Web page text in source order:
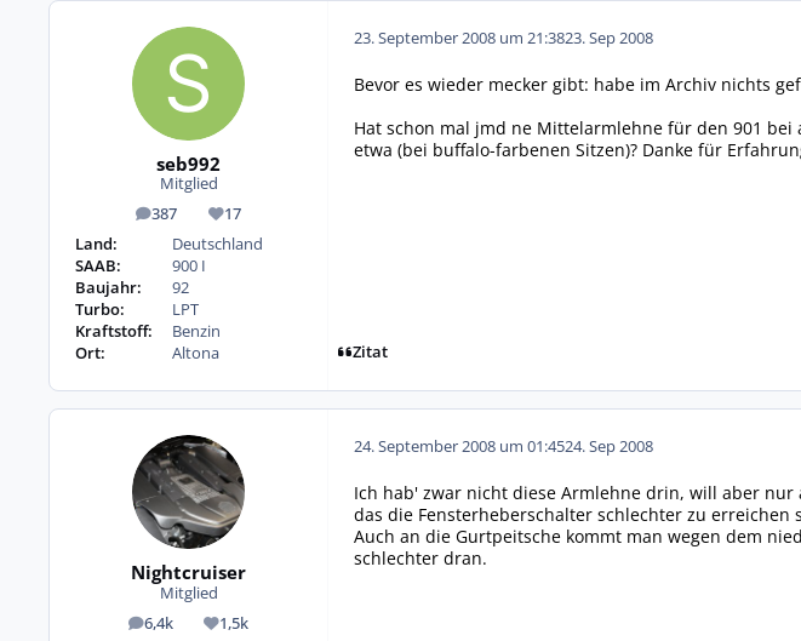
seb992
Mitglied
387
Beiträge 17
Reputation
Land:
Deutschland
SAAB:
900 I
Baujahr:
92
Turbo:
LPT
Kraftstoff:
Benzin
Ort:
Altona
23. September 2008 um 21:3823. Sep 2008
Bevor es wieder mecker gibt: habe im Archiv nichts
Hat schon mal jmd ne Mittelarmlehne für den 901
etwa (bei buffalo-farbenen Sitzen)? Danke für
Zitat
Nightcruiser
Mitglied
6,4k
Beiträge 1,5k
Reputation
24. September 2008 um 01:4524. Sep 2008
Ich hab' zwar nicht diese Armlehne drin, will aber nur
das die Fensterheberschalter schlechter zu erreichen
Auch an die Gurtpeitsche kommt man wegen dem
schlechter dran.